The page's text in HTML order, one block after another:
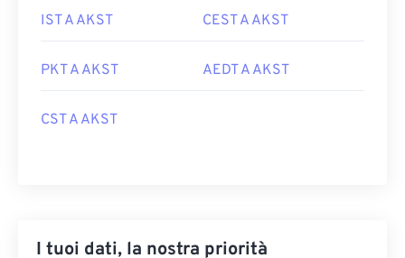
IST A AKST CEST A AKST
PKT A AKST AEDT A AKST
CST A AKST
I tuoi dati, la nostra priorità